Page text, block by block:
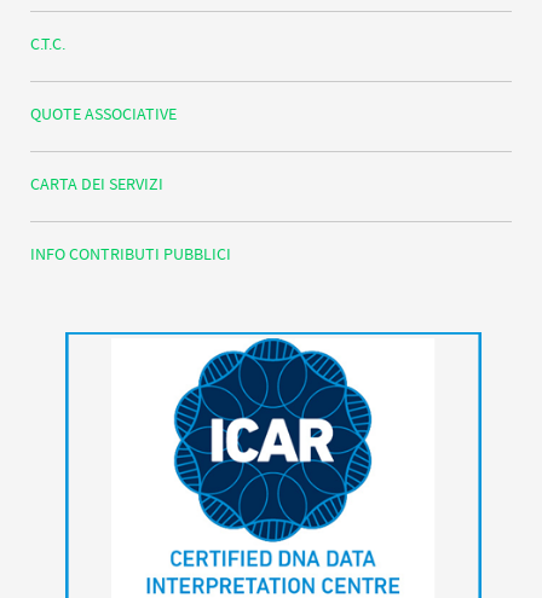
C.T.C.
QUOTE ASSOCIATIVE
CARTA DEI SERVIZI
INFO CONTRIBUTI PUBBLICI